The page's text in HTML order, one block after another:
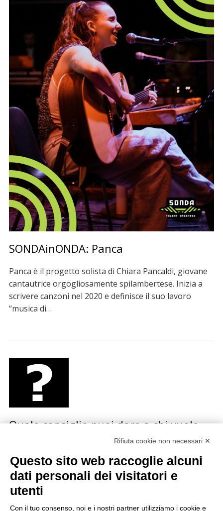
SONDAinONDA: Panca
Panca è il progetto solista di Chiara Pancaldi, giovane
cantautrice orgogliosamente spilambertese. Inizia a
scrivere canzoni nel 2020 e definisce il suo lavoro
“musica di…
Quale consiglio puoi dare a chi vuole
iniziare una carriera musicale?
La redazione di Sonda ha fatto questa domanda a
diversi artisti italiani e stranieri, dai Calexico a
Bennato, dalla Mannoia alle Orme, da Jon Spencer…
Rifiuta cookie non necessari ✕
Questo sito web raccoglie alcuni
dati personali dei visitatori e
utenti
Con il tuo consenso, noi e i nostri partner utilizziamo i cookie e